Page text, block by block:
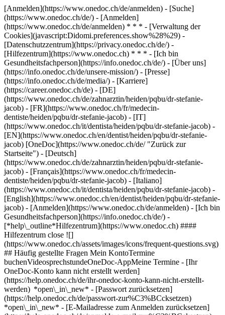
[Anmelden](https://www.onedoc.ch/de/anmelden) - [Suche]
(https://www.onedoc.ch/de/) - [Anmelden]
(https://www.onedoc.ch/de/anmelden) * * * - [Verwaltung der
Cookies](javascript:Didomi.preferences.show%28%29) -
[Datenschutzzentrum](https://privacy.onedoc.ch/de/) -
[Hilfezentrum](https://www.onedoc.ch) * * * - [Ich bin
Gesundheitsfachperson](https://info.onedoc.ch/de/) - [Über uns]
(https://info.onedoc.ch/de/unsere-mission/) - [Presse]
(https://info.onedoc.ch/de/media/) - [Karriere]
(https://career.onedoc.ch/de) - [DE]
(https://www.onedoc.ch/de/zahnarztin/heiden/pqbu/dr-stefanie-
jacob) - [FR](https://www.onedoc.ch/fr/medecin-
dentiste/heiden/pqbu/dr-stefanie-jacob) - [IT]
(https://www.onedoc.ch/it/dentista/heiden/pqbu/dr-stefanie-jacob) -
[EN](https://www.onedoc.ch/en/dentist/heiden/pqbu/dr-stefanie-
jacob) [OneDoc](https://www.onedoc.ch/de/ "Zurück zur
Startseite") - [Deutsch]
(https://www.onedoc.ch/de/zahnarztin/heiden/pqbu/dr-stefanie-
jacob) - [Français](https://www.onedoc.ch/fr/medecin-
dentiste/heiden/pqbu/dr-stefanie-jacob) - [Italiano]
(https://www.onedoc.ch/it/dentista/heiden/pqbu/dr-stefanie-jacob) -
[English](https://www.onedoc.ch/en/dentist/heiden/pqbu/dr-stefanie-
jacob) - [Anmelden](https://www.onedoc.ch/de/anmelden) - [Ich bin
Gesundheitsfachperson](https://info.onedoc.ch/de/) -
[*help\_outline*Hilfezentrum](https://www.onedoc.ch) ####
Hilfezentrum close ![]
(https://www.onedoc.ch/assets/images/icons/frequent-questions.svg)
## Häufig gestellte Fragen Mein KontoTermine
buchenVideosprechstundeOneDoc-AppMeine Termine - [Ihr
OneDoc-Konto kann nicht erstellt werden]
(https://help.onedoc.ch/de/ihr-onedoc-konto-kann-nicht-erstellt-
werden) *open\_in\_new* - [Passwort zurücksetzen]
(https://help.onedoc.ch/de/passwort-zur%C3%BCcksetzen)
*open\_in\_new* - [E-Mailadresse zum Anmelden zurücksetzen]